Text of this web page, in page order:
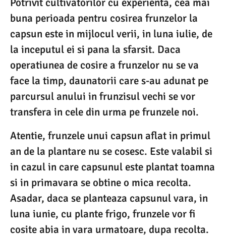
buna perioada pentru cosirea frunzelor la
capsun este in mijlocul verii, in luna iulie, de
la inceputul ei si pana la sfarsit. Daca
operatiunea de cosire a frunzelor nu se va
face la timp, daunatorii care s-au adunat pe
parcursul anului in frunzisul vechi se vor
transfera in cele din urma pe frunzele noi.
Atentie, frunzele unui capsun aflat in primul
an de la plantare nu se cosesc. Este valabil si
in cazul in care capsunul este plantat toamna
si in primavara se obtine o mica recolta.
Asadar, daca se planteaza capsunul vara, in
luna iunie, cu plante frigo, frunzele vor fi
cosite abia in vara urmatoare, dupa recolta.